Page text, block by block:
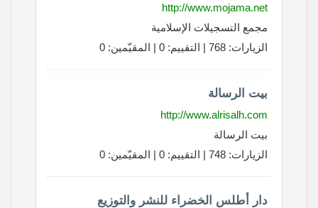
http://www.mojama.net
مجمع التسجيلات الإسلامية
الزيارات: 768 | التقييم: 0 | المقيّمين: 0
بيت الرسالة
http://www.alrisalh.com
بيت الرسالة
الزيارات: 748 | التقييم: 0 | المقيّمين: 0
دار أطلس الخضراء للنشر والتوزيع